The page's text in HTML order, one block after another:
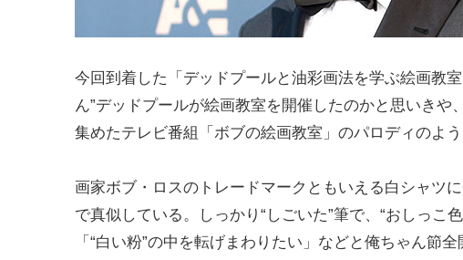
今回到着した「デッドプールと油彩画法を学ぶ絵画教
ん”デッドプールが絵画教室を開催したのかと思いき
集めたテレビ番組「ボブの絵画教室」のパロディのよう
画家ボブ・ロスのトレードマークともいえる白シャツ
で真似している。しっかり“しごいた”筆で、“おしっこ
「“白い粉”の中を転げまわりたい」などと俺ちゃん